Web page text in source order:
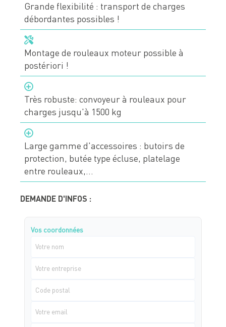
Nos partenaires
Support & SAV
Grande flexibilité : transport de charges
débordantes possibles !
Montage de rouleaux moteur possible à
postériori !
Très robuste: convoyeur à rouleaux pour
charges jusqu'à 1500 kg
Large gamme d'accessoires : butoirs de
protection, butée type écluse, platelage
entre rouleaux,...
DEMANDE D'INFOS :
Vos coordonnées